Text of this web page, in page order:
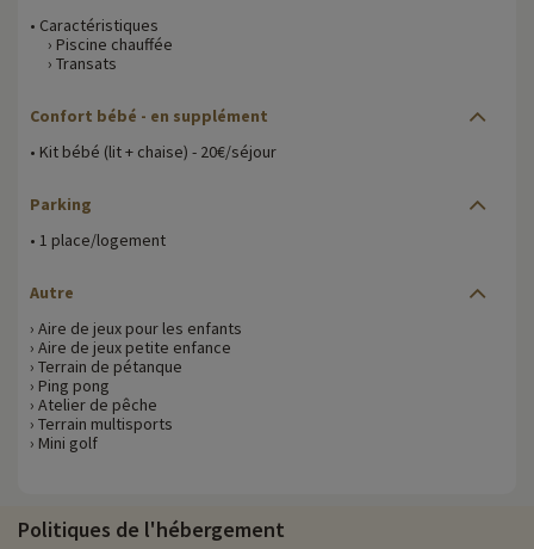
• Caractéristiques
› Piscine chauffée
› Transats
Confort bébé - en supplément
• Kit bébé (lit + chaise) - 20€/séjour
Parking
• 1 place/logement
Autre
› Aire de jeux pour les enfants
› Aire de jeux petite enfance
› Terrain de pétanque
› Ping pong
› Atelier de pêche
› Terrain multisports
› Mini golf
Politiques de l'hébergement